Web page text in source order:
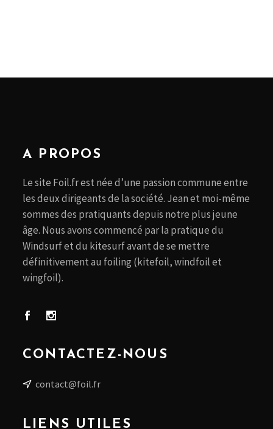
A PROPOS
Le site Foil.fr est née d’une passion commune entre
les deux dirigeants de la société. Jean et moi-même
sommes des pratiquants depuis notre plus jeune
âge. Nous avons commencé par la pratique du
Windsurf et du kitesurf avant de se mettre
définitivement au foiling (kitefoil, windfoil et
wingfoil).
CONTACTEZ-NOUS
contact@foil.fr
LIENS UTILES